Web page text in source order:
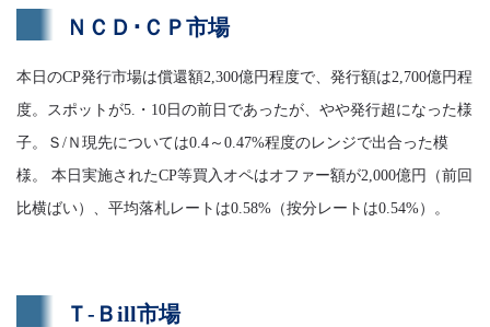
ＮＣＤ･ＣＰ市場
本日のCP発行市場は償還額2,300億円程度で、発行額は2,700億円程
度。スポットが5.・10日の前日であったが、やや発行超になった様
子。Ｓ/Ｎ現先については0.4～0.47%程度のレンジで出合った模
様。 本日実施されたCP等買入オペはオファー額が2,000億円（前回
比横ばい）、平均落札レートは0.58%（按分レートは0.54%）。
Ｔ-Ｂill市場